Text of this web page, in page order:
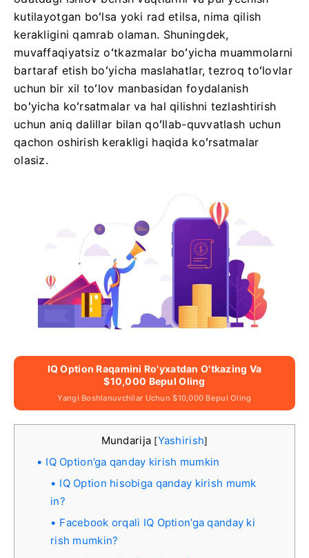
kutilayotgan boʻlsa yoki rad etilsa, nima qilish
kerakligini qamrab olaman. Shuningdek,
muvaffaqiyatsiz oʻtkazmalar boʻyicha muammolarni
bartaraf etish boʻyicha maslahatlar, tezroq toʻlovlar
uchun bir xil toʻlov manbasidan foydalanish
boʻyicha koʻrsatmalar va hal qilishni tezlashtirish
uchun aniq dalillar bilan qoʻllab-quvvatlash uchun
qachon oshirish kerakligi haqida koʻrsatmalar
olasiz.
IQ Option Raqamini Ro'yxatdan O'tkazing Va
$10,000 Bepul Oling
Yangi Boshlanuvchilar Uchun $10,000 Bepul Oling
Mundarija [Yashirish]
IQ Option’ga qanday kirish mumkin
IQ Option hisobiga qanday kirish mumk
in?
Facebook orqali IQ Option’ga qanday ki
rish mumkin?